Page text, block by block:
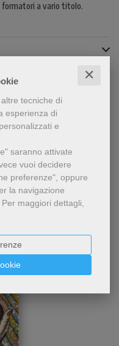
✕
tecniche di
esperienza di
e
saranno attivate
vuoi decidere
preferenze", oppure
la navigazione
Per maggiori dettagli,
formatori a vario titolo.